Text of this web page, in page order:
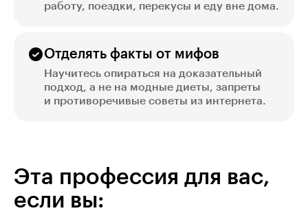
работу, поездки, перекусы и еду вне дома.
Отделять факты от мифов
Научитесь опираться на доказательный
подход, а не на модные диеты, запреты
и противоречивые советы из интернета.
Эта профессия для вас,
если вы: